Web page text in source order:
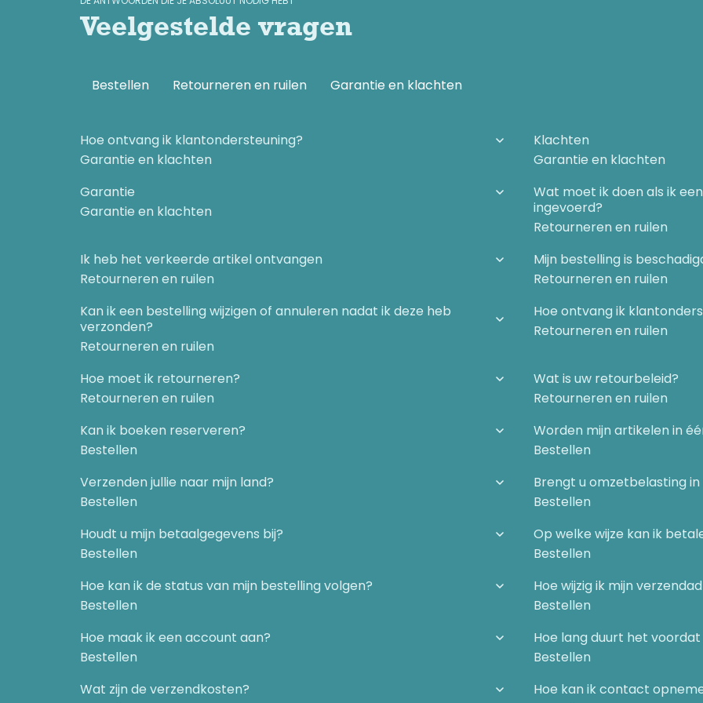
Het belang van vrije energie
De spirituele dimensie
Paradigmaverschuiving
Wie was Nikola Tesla?
Radiant Energy: een nieuwe vorm van elektriciteit
Impulselektriciteit
De Teslaspoel
Radiant Energy door de Aarde
Radiant Energy en andere vormen van straling
Radiant Energy uit de kosmos
Tesla’s nalatenschap
Hoofdstuk 3: Waar komt vrije energie vandaan?
Wat is de ether
AkashaHet vijfde element
Ether in de moderne geschiedenis
Ontwikkeling van de kwantumfysica
Nulpuntsenergie
Deeltjes, golven en velden
Twee soorten golven
Resonantie Entropie en syntropie
Gesloten en open systemen
De vortex
Veelgestelde vragen
Bestellen Retourneren en ruilen Garantie en klachten
Hoe ontvang ik klantondersteuning?
Garantie en klachten
Klachten
Garantie en klachten
Garantie
Garantie en klachten
Wat moet ik doen als ik
ingevoerd?
Retourneren en ruilen
Ik heb het verkeerde artikel ontvangen
Retourneren en ruilen
Mijn bestelling is
Retourneren en ruilen
Kan ik een bestelling wijzigen of annuleren nadat ik deze heb
verzonden?
Retourneren en ruilen
Hoe ontvang ik
Retourneren en ruilen
Hoe moet ik retourneren?
Retourneren en ruilen
Wat is uw retourbeleid?
Retourneren en ruilen
Kan ik boeken reserveren?
Bestellen
Worden mijn artikelen in
Bestellen
Verzenden jullie naar mijn land?
Bestellen
Brengt u omzetbelasting
Bestellen
Houdt u mijn betaalgegevens bij?
Bestellen
Op welke wijze kan ik
Bestellen
Hoe kan ik de status van mijn bestelling volgen?
Bestellen
Hoe wijzig ik mijn
Bestellen
Hoe maak ik een account aan?
Bestellen
Hoe lang duurt het
Bestellen
Wat zijn de verzendkosten?
Hoe kan ik contact